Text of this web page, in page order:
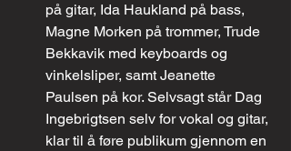
på gitar, Ida Haukland på bass,
Magne Morken på trommer, Trude
Bekkavik med keyboards og
vinkelsliper, samt Jeanette
Paulsen på kor. Selvsagt står Dag
Ingebrigtsen selv for vokal og gitar,
klar til å føre publikum gjennom en